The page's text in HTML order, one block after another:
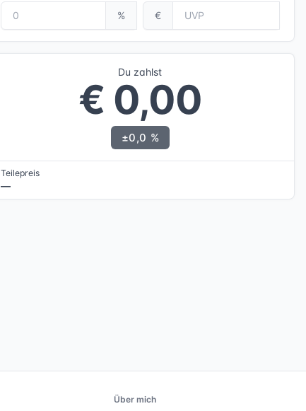
% €
Du zahlst
€ 0,00
±0,0 %
Teilepreis
—
Über mich